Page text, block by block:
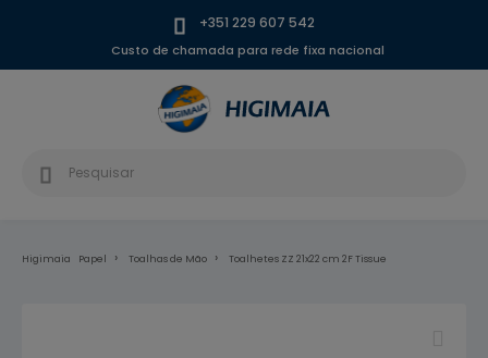
+351 229 607 542
Custo de chamada para rede fixa nacional
Higimaia Papel Toalhas de Mão Toalhetes ZZ 21x22 cm 2F Tissue